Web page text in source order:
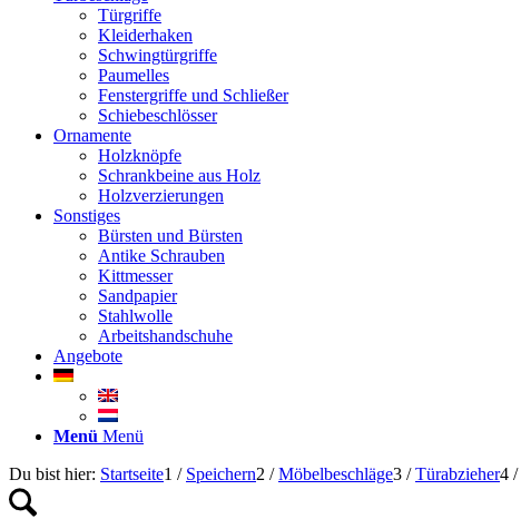
Türgriffe
Kleiderhaken
Schwingtürgriffe
Paumelles
Fenstergriffe und Schließer
Schiebeschlösser
Ornamente
Holzknöpfe
Schrankbeine aus Holz
Holzverzierungen
Sonstiges
Bürsten und Bürsten
Antike Schrauben
Kittmesser
Sandpapier
Stahlwolle
Arbeitshandschuhe
Angebote
Menü Menü
Du bist hier: Startseite1 / Speichern2 / Möbelbeschläge3 / Türabzieher4 /